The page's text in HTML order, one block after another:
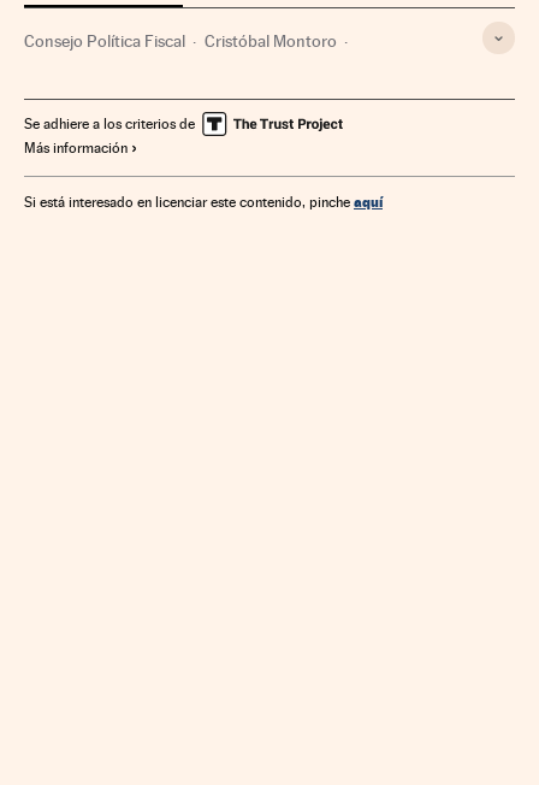
Consejo Política Fiscal Cristóbal Montoro
Financiación déficit Déficit público
Administración Estado Administración pública
Se adhiere a los criterios de
Más información
Si está interesado en licenciar este contenido, pinche aquí